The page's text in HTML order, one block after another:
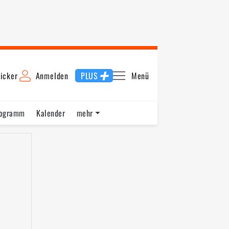
Anmelden PLUS Menü
Kalender
mehr